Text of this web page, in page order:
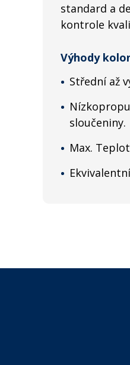
standard a
kontrole
Výhody
Střední až
sloučeniny.
Max.